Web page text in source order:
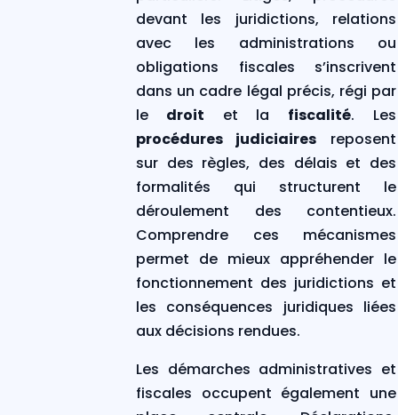
devant les juridictions, relations
avec les administrations ou
obligations fiscales s’inscrivent
dans un cadre légal précis, régi par
le droit et la fiscalité
procédures judiciaires reposent
sur des règles, des délais et des
formalités qui structurent le
déroulement des contentieux.
Comprendre ces mécanismes
permet de mieux appréhender le
fonctionnement des juridictions et
les conséquences juridiques liées
aux décisions rendues.
Les démarches administratives et
fiscales occupent également une